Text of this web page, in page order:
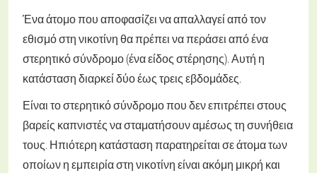
Ένα άτομο που αποφασίζει να απαλλαγεί από τον
εθισμό στη νικοτίνη θα πρέπει να περάσει από ένα
στερητικό σύνδρομο (ένα είδος στέρησης). Αυτή η
κατάσταση διαρκεί δύο έως τρεις εβδομάδες.
Είναι το στερητικό σύνδρομο που δεν επιτρέπει στους
βαρείς καπνιστές να σταματήσουν αμέσως τη συνήθεια
τους. Ηπιότερη κατάσταση παρατηρείται σε άτομα των
οποίων η εμπειρία στη νικοτίνη είναι ακόμη μικρή και